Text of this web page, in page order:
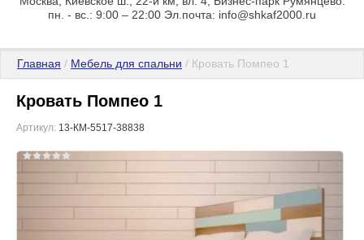
пн. - вс.: 9:00 – 22:00 Эл.почта: info@shkaf2000.ru
Главная / Мебель для спальни / Кровать Помпео 1
Кровать Помпео 1
Артикул: 13-КМ-5517-38838